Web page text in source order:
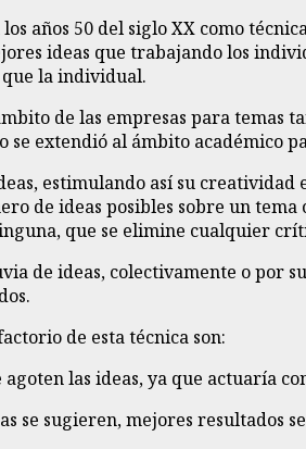
años 50 del siglo XX como
ideas que trabajando los
que la individual.
de las empresas para temas
se extendió al ámbito académico
estimulando así su
de ideas posibles sobre un
que se elimine cualquier
de ideas, colectivamente o por
de esta técnica son:
las ideas, ya que actuaría
se sugieren, mejores